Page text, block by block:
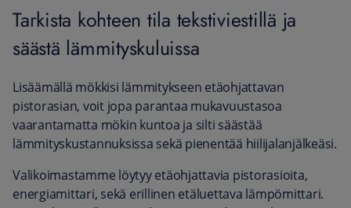
Tarkista kohteen tila tekstiviestillä ja
säästä lämmityskuluissa
Lisäämällä mökkisi lämmitykseen etäohjattavan
pistorasian, voit jopa parantaa mukavuustasoa
vaarantamatta mökin kuntoa ja silti säästää
lämmityskustannuksissa sekä pienentää hiilijalanjälkeäsi.
Valikoimastamme löytyy etäohjattavia pistorasioita,
energiamittari, sekä erillinen etäluettava lämpömittari.